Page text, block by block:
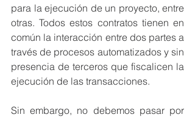
para la ejecución de un proyecto, entre
otras. Todos estos contratos tienen en
común la interacción entre dos partes a
través de procesos automatizados y sin
presencia de terceros que fiscalicen la
ejecución de las transacciones.
Sin embargo, no debemos pasar por